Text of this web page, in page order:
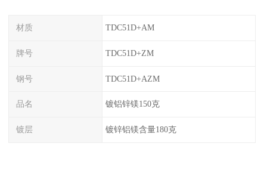
材质 TDC51D+AM
牌号 TDC51D+ZM
钢号 TDC51D+AZM
品名 镀铝锌镁150克
镀层 镀锌铝镁含量180克